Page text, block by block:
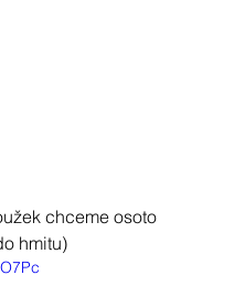
chceme osoto
hmitu)